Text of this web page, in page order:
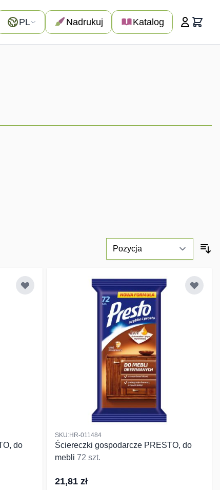
Język
PL Nadrukuj Katalog Koszyk
do
SKU:HR-011484
Ściereczki gospodarcze PRESTO, do
mebli 72 szt.
21,81 zł